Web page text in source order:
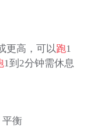
更高，可以跑1
1到2分钟需休息
平衡